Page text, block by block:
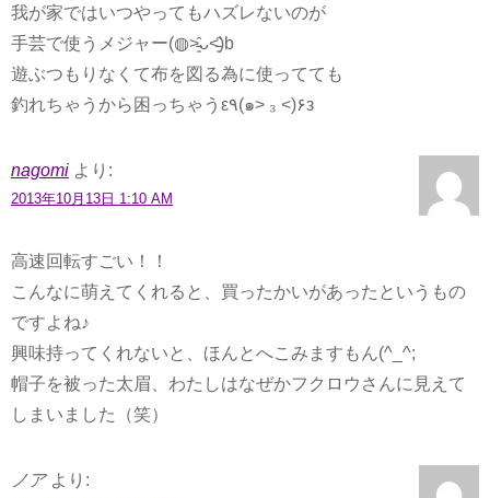
我が家ではいつやってもハズレないのが
手芸で使うメジャー(◍˃̵͈̑ᴗ˂̵͈̑)b
遊ぶつもりなくて布を図る為に使ってても
釣れちゃうから困っちゃうε٩(๑> ₃ <)۶з
nagomi より:
2013年10月13日 1:10 AM
高速回転すごい！！
こんなに萌えてくれると、買ったかいがあったというもの
ですよね♪
興味持ってくれないと、ほんとへこみますもん(^_^;
帽子を被った太眉、わたしはなぜかフクロウさんに見えて
しまいました（笑）
ノア より: